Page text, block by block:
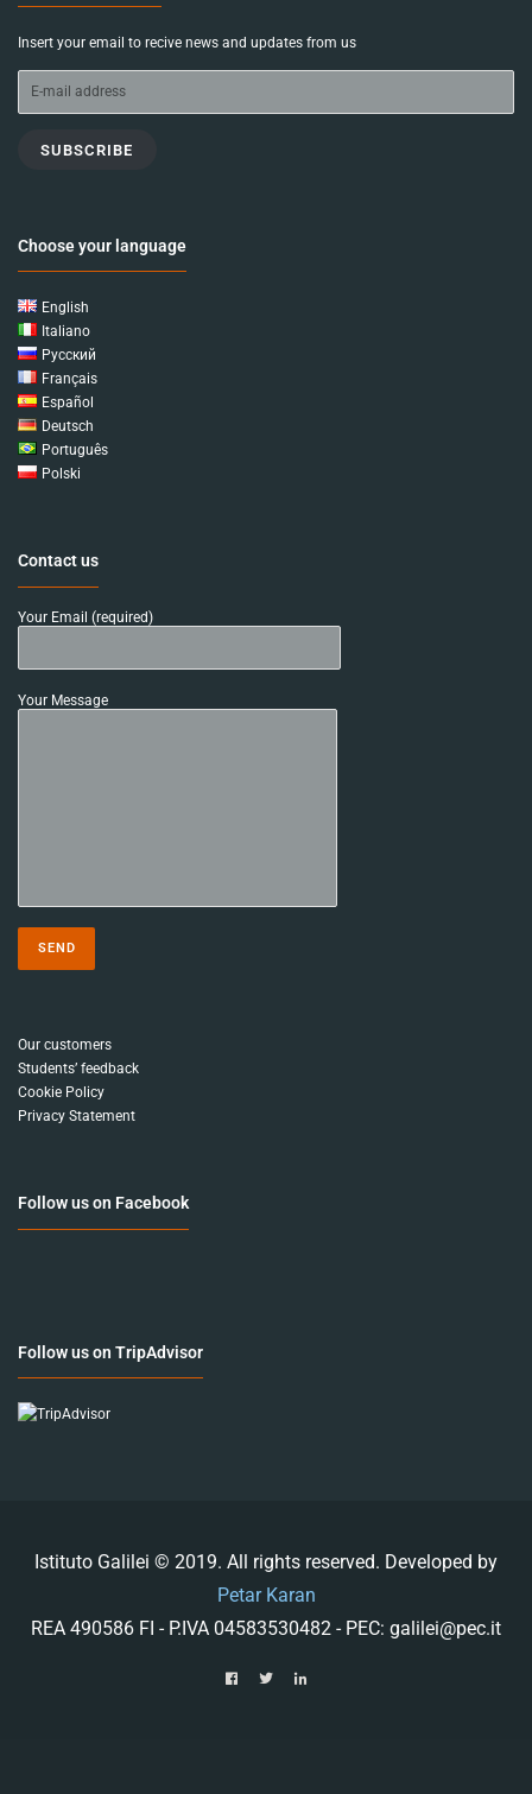
Insert your email to recive news and updates from us
SUBSCRIBE
Choose your language
English
Italiano
Русский
Français
Español
Deutsch
Português
Polski
Contact us
Your Email (required)
Your Message
Our customers
Students’ feedback
Cookie Policy
Privacy Statement
Follow us on Facebook
Follow us on TripAdvisor
Istituto Galilei © 2019. All rights reserved. Developed by
Petar Karan
REA 490586 FI - P.IVA 04583530482 - PEC: galilei@pec.it